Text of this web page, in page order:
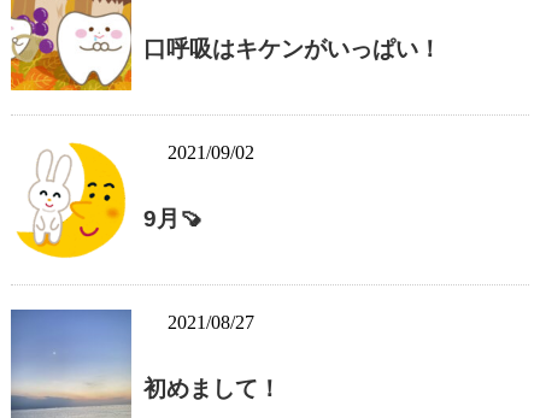
口呼吸はキケンがいっぱい！
2021/09/02
9月🍠
2021/08/27
初めまして！